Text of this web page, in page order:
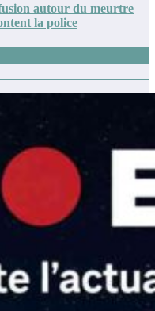
autour du meurtre
la police